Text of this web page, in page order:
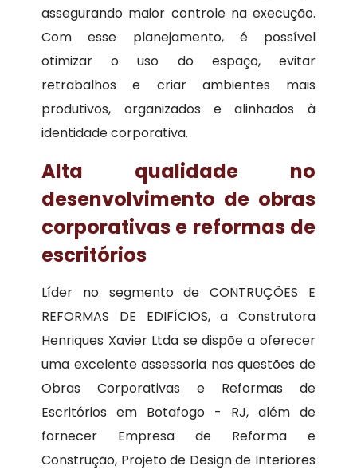
assegurando maior controle na execução.
Com esse planejamento, é possível
otimizar o uso do espaço, evitar
retrabalhos e criar ambientes mais
produtivos, organizados e alinhados à
identidade corporativa.
Alta qualidade no
desenvolvimento de obras
corporativas e reformas de
escritórios
Líder no segmento de CONTRUÇÕES E
REFORMAS DE EDIFÍCIOS, a Construtora
Henriques Xavier Ltda se dispõe a oferecer
uma excelente assessoria nas questões de
Obras Corporativas e Reformas de
Escritórios em Botafogo - RJ, além de
fornecer Empresa de Reforma e
Construção, Projeto de Design de Interiores